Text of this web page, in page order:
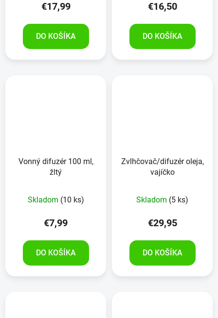
€17,99
DO KOŠÍKA
€16,50
DO KOŠÍKA
Vonný difuzér 100 ml,
žltý
Skladom (10 ks)
€7,99
DO KOŠÍKA
Zvlhčovač/difuzér oleja,
vajíčko
Skladom (5 ks)
€29,95
DO KOŠÍKA